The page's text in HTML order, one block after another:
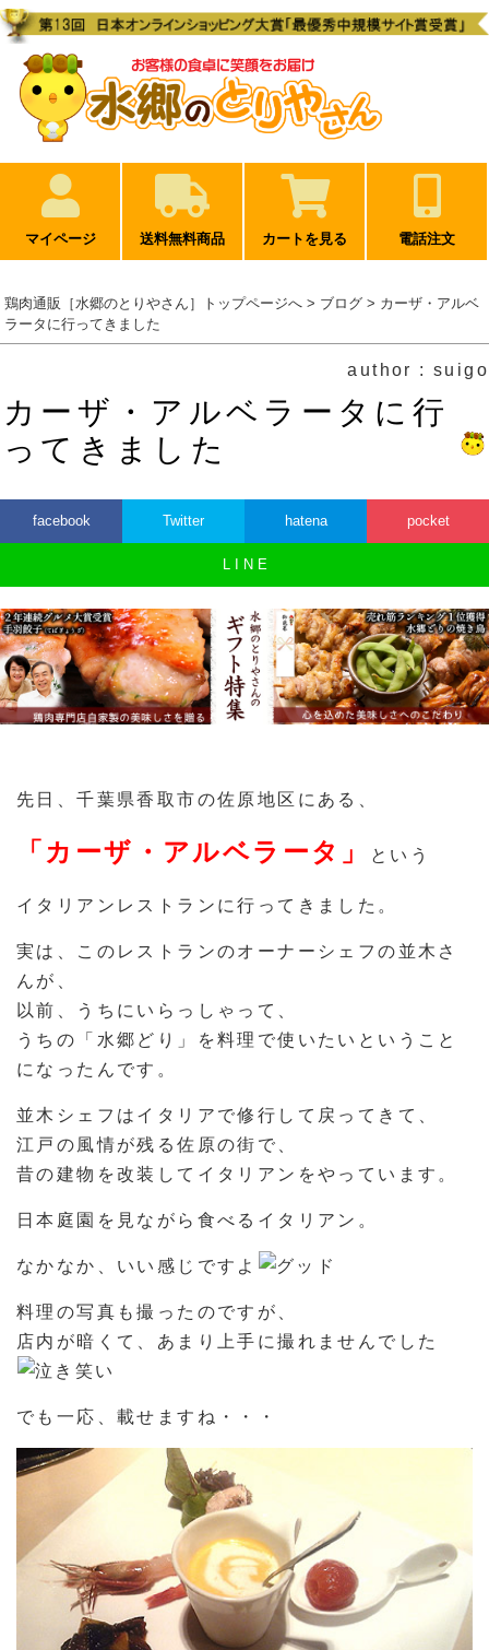
マイページ 送料無料商品 カートを見る 電話注文
鶏肉通販［水郷のとりやさん］トップページへ > ブログ > カーザ・アルベ
ラータに行ってきました
author : suigo
カーザ・アルベラータに行
ってきました
facebook Twitter hatena pocket
L I N E
先日、千葉県香取市の佐原地区にある、
「カーザ・アルベラータ」 という
イタリアンレストランに行ってきました。
実は、このレストランのオーナーシェフの並木さ
んが、
以前、うちにいらっしゃって、
うちの「水郷どり」を料理で使いたいということ
になったんです。
並木シェフはイタリアで修行して戻ってきて、
江戸の風情が残る佐原の街で、
昔の建物を改装してイタリアンをやっています。
日本庭園を見ながら食べるイタリアン。
なかなか、いい感じですよ
料理の写真も撮ったのですが、
店内が暗くて、あまり上手に撮れませんでした
でも一応、載せますね・・・